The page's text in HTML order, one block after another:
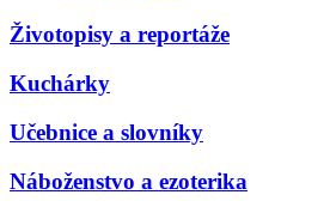
Životopisy a reportáže
Kuchárky
Učebnice a slovníky
Náboženstvo a ezoterika